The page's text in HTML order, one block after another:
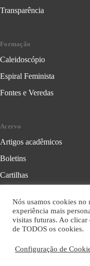
Transparência
Formação
Caleidoscópio
Espiral Feminista
Fontes e Veredas
Acervo
Artigos acadêmicos
Boletins
Cartilhas
Folhetos
Livros
Nós usamos cookies no
experiência mais
visitas futuras. Ao
de TODOS os cookies.
Configuração de